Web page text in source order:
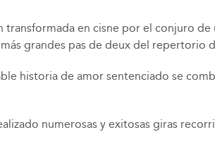
transformada en cisne por el conjuro
grandes pas de deux del repertorio
historia de amor sentenciado se
numerosas y exitosas giras